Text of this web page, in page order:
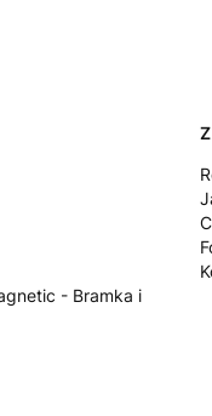
- Bramka i